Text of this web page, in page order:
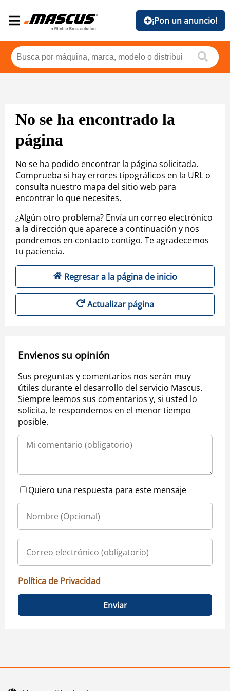
¡Pon un anuncio!
No se ha encontrado la
página
No se ha podido encontrar la página solicitada.
Comprueba si hay errores tipográficos en la URL o
consulta nuestro mapa del sitio web para
encontrar lo que necesites.
¿Algún otro problema? Envía un correo electrónico
a la dirección que aparece a continuación y nos
pondremos en contacto contigo. Te agradecemos
tu paciencia.
Regresar a la página de inicio
Actualizar página
Envienos su opinión
Sus preguntas y comentarios nos serán muy
útiles durante el desarrollo del servicio Mascus.
Siempre leemos sus comentarios y, si usted lo
solicita, le respondemos en el menor tiempo
posible.
Quiero una respuesta para este mensaje
Política de Privacidad
Enviar